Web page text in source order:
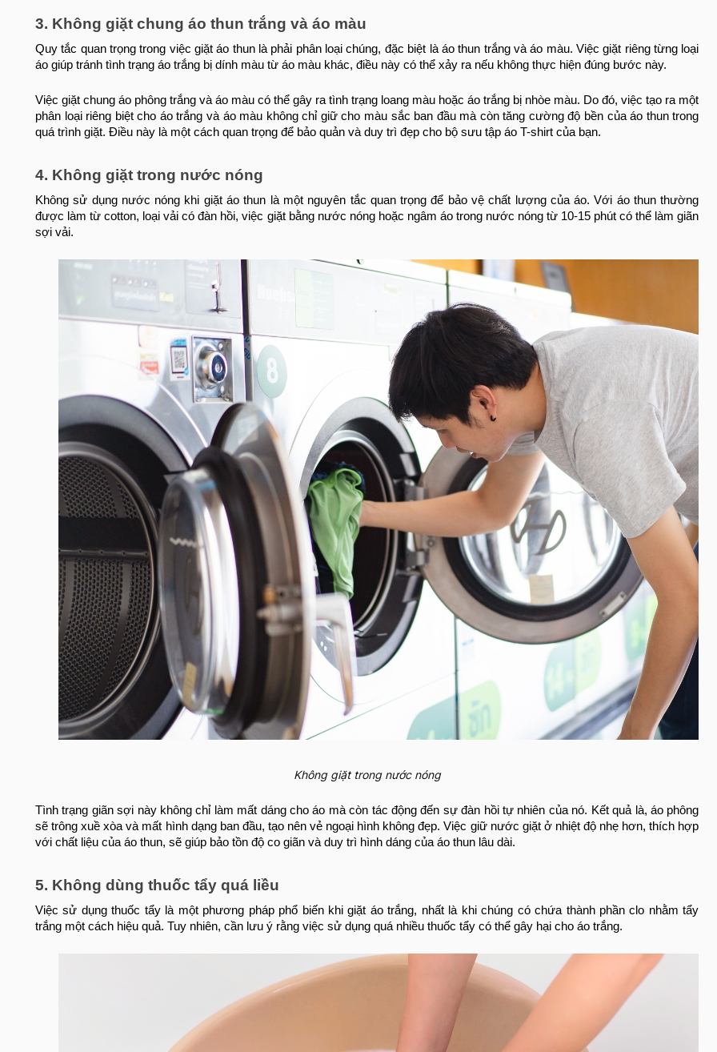
3. Không giặt chung áo thun trắng và áo màu
Quy tắc quan trọng trong việc giặt áo thun là phải phân loại chúng, đặc biệt là áo thun trắng và áo màu. Việc giặt riêng từng loại
áo giúp tránh tình trạng áo trắng bị dính màu từ áo màu khác, điều này có thể xảy ra nếu không thực hiện đúng bước này.
Việc giặt chung áo phông trắng và áo màu có thể gây ra tình trạng loang màu hoặc áo trắng bị nhòe màu. Do đó, việc tạo ra một
phân loại riêng biệt cho áo trắng và áo màu không chỉ giữ cho màu sắc ban đầu mà còn tăng cường độ bền của áo thun trong
quá trình giặt. Điều này là một cách quan trọng để bảo quản và duy trì đẹp cho bộ sưu tập áo T-shirt của bạn.
4. Không giặt trong nước nóng
Không sử dụng nước nóng khi giặt áo thun là một nguyên tắc quan trọng để bảo vệ chất lượng của áo. Với áo thun thường
được làm từ cotton, loại vải có đàn hồi, việc giặt bằng nước nóng hoặc ngâm áo trong nước nóng từ 10-15 phút có thể làm giãn
sợi vải.
Không giặt trong nước nóng
Tình trạng giãn sợi này không chỉ làm mất dáng cho áo mà còn tác động đến sự đàn hồi tự nhiên của nó. Kết quả là, áo phông
sẽ trông xuề xòa và mất hình dạng ban đầu, tạo nên vẻ ngoại hình không đẹp. Việc giữ nước giặt ở nhiệt độ nhẹ hơn, thích hợp
với chất liệu của áo thun, sẽ giúp bảo tồn độ co giãn và duy trì hình dáng của áo thun lâu dài.
5. Không dùng thuốc tẩy quá liều
Việc sử dụng thuốc tẩy là một phương pháp phổ biến khi giặt áo trắng, nhất là khi chúng có chứa thành phần clo nhằm tẩy
trắng một cách hiệu quả. Tuy nhiên, cần lưu ý rằng việc sử dụng quá nhiều thuốc tẩy có thể gây hại cho áo trắng.